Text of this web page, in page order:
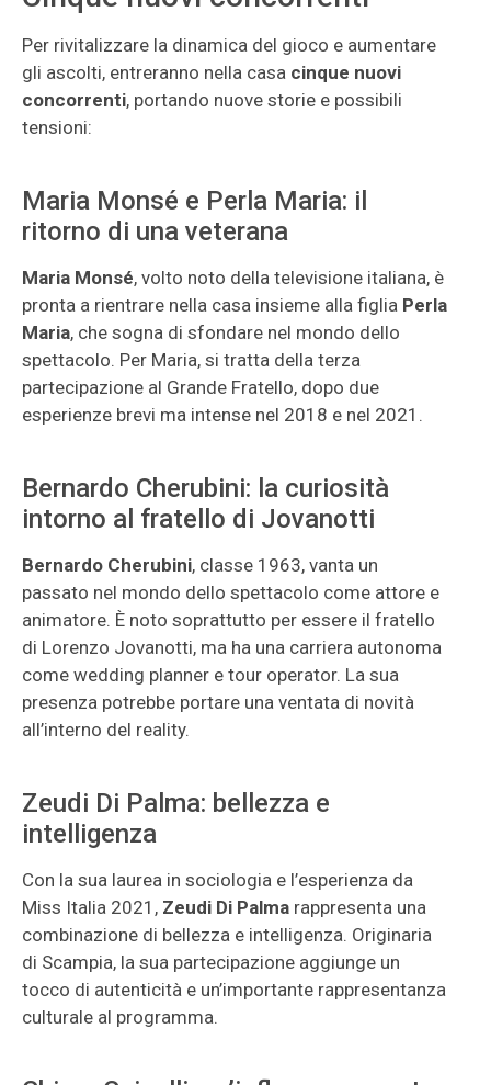
Per rivitalizzare la dinamica del gioco e aumentare
gli ascolti, entreranno nella casa cinque nuovi
concorrenti, portando nuove storie e possibili
tensioni:
Maria Monsé e Perla Maria: il
ritorno di una veterana
Maria Monsé, volto noto della televisione italiana, è
pronta a rientrare nella casa insieme alla figlia Perla
Maria, che sogna di sfondare nel mondo dello
spettacolo. Per Maria, si tratta della terza
partecipazione al Grande Fratello, dopo due
esperienze brevi ma intense nel 2018 e nel 2021.
Bernardo Cherubini: la curiosità
intorno al fratello di Jovanotti
Bernardo Cherubini, classe 1963, vanta un
passato nel mondo dello spettacolo come attore e
animatore. È noto soprattutto per essere il fratello
di Lorenzo Jovanotti, ma ha una carriera autonoma
come wedding planner e tour operator. La sua
presenza potrebbe portare una ventata di novità
all’interno del reality.
Zeudi Di Palma: bellezza e
intelligenza
Con la sua laurea in sociologia e l’esperienza da
Miss Italia 2021, Zeudi Di Palma rappresenta una
combinazione di bellezza e intelligenza. Originaria
di Scampia, la sua partecipazione aggiunge un
tocco di autenticità e un’importante rappresentanza
culturale al programma.